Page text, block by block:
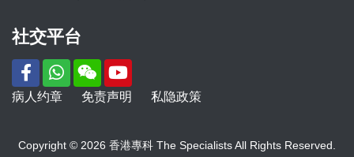
社交平台
病人约章 免责声明 私隐政策
Copyright © 2026 香港專科 The Specialists All Rights Reserved.